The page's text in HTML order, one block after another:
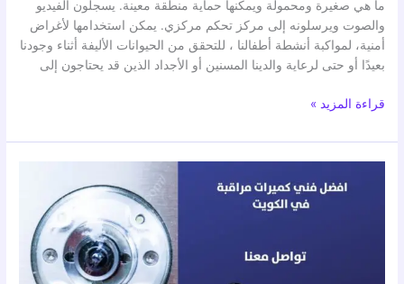
ما هي صغيرة ومحمولة ويمكنها حماية منطقة معينة. يسجلون الفيديو
والصوت ويرسلونه إلى مركز تحكم مركزي. يمكن استخدامها لأغراض
أمنية، لمواكبة أنشطة أطفالنا ، للتحقق من الحيوانات الأليفة أثناء وجودنا
بعيدًا أو حتى لرعاية والدينا المسنين أو الأجداد الذين قد يحتاجون إلى
قراءة المزيد »